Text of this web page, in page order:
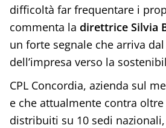
difficoltà far frequentare i
commenta la direttrice Silvia
un forte segnale che arriva
dell’impresa verso la
CPL Concordia, azienda sul
e che attualmente contra
distribuiti su 10 sedi